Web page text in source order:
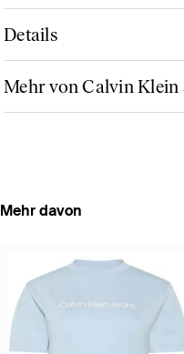
Details
Mehr von Calvin Klein
Mehr davon